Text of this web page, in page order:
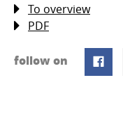
To overview
PDF
follow on